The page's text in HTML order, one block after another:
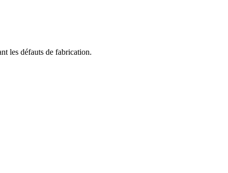
les défauts de fabrication.